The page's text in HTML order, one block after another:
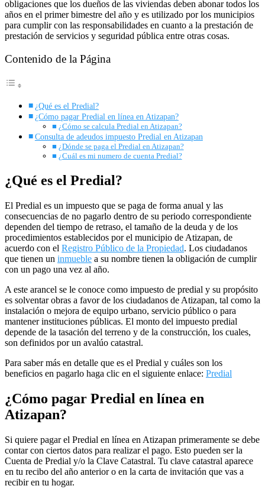
obligaciones que los dueños de las viviendas deben abonar todos los
años en el primer bimestre del año y es utilizado por los municipios
para cumplir con las responsabilidades en cuanto a la prestación de
prestación de servicios y seguridad pública entre otras cosas.
Contenido de la Página
¿Qué es el Predial?
¿Cómo pagar Predial en línea en Atizapan?
¿Cómo se calcula Predial en Atizapan?
Consulta de adeudos impuesto Predial en Atizapan
¿Dónde se paga el Predial en Atizapan?
¿Cuál es mi numero de cuenta Predial?
¿Qué es el Predial?
El Predial es un impuesto que se paga de forma anual y las
consecuencias de no pagarlo dentro de su periodo correspondiente
dependen del tiempo de retraso, el tamaño de la deuda y de los
procedimientos establecidos por el municipio de Atizapan, de
acuerdo con el Registro Público de la Propiedad. Los ciudadanos
que tienen un inmueble a su nombre tienen la obligación de cumplir
con un pago una vez al año.
A este arancel se le conoce como impuesto de predial y su propósito
es solventar obras a favor de los ciudadanos de Atizapan, tal como la
instalación o mejora de equipo urbano, servicio público o para
mantener instituciones públicas. El monto del impuesto predial
depende de la tasación del terreno y de la construcción, los cuales,
son definidos por un avalúo catastral.
Para saber más en detalle que es el Predial y cuáles son los
beneficios en pagarlo haga clic en el siguiente enlace: Predial
¿Cómo pagar Predial en línea en
Atizapan?
Si quiere pagar el Predial en línea en Atizapan primeramente se debe
contar con ciertos datos para realizar el pago. Esto pueden ser la
Cuenta de Predial y/o la Clave Catastral. Tu clave catastral aparece
en tu recibo del año anterior o en la carta de invitación que vas a
recibir en tu hogar.